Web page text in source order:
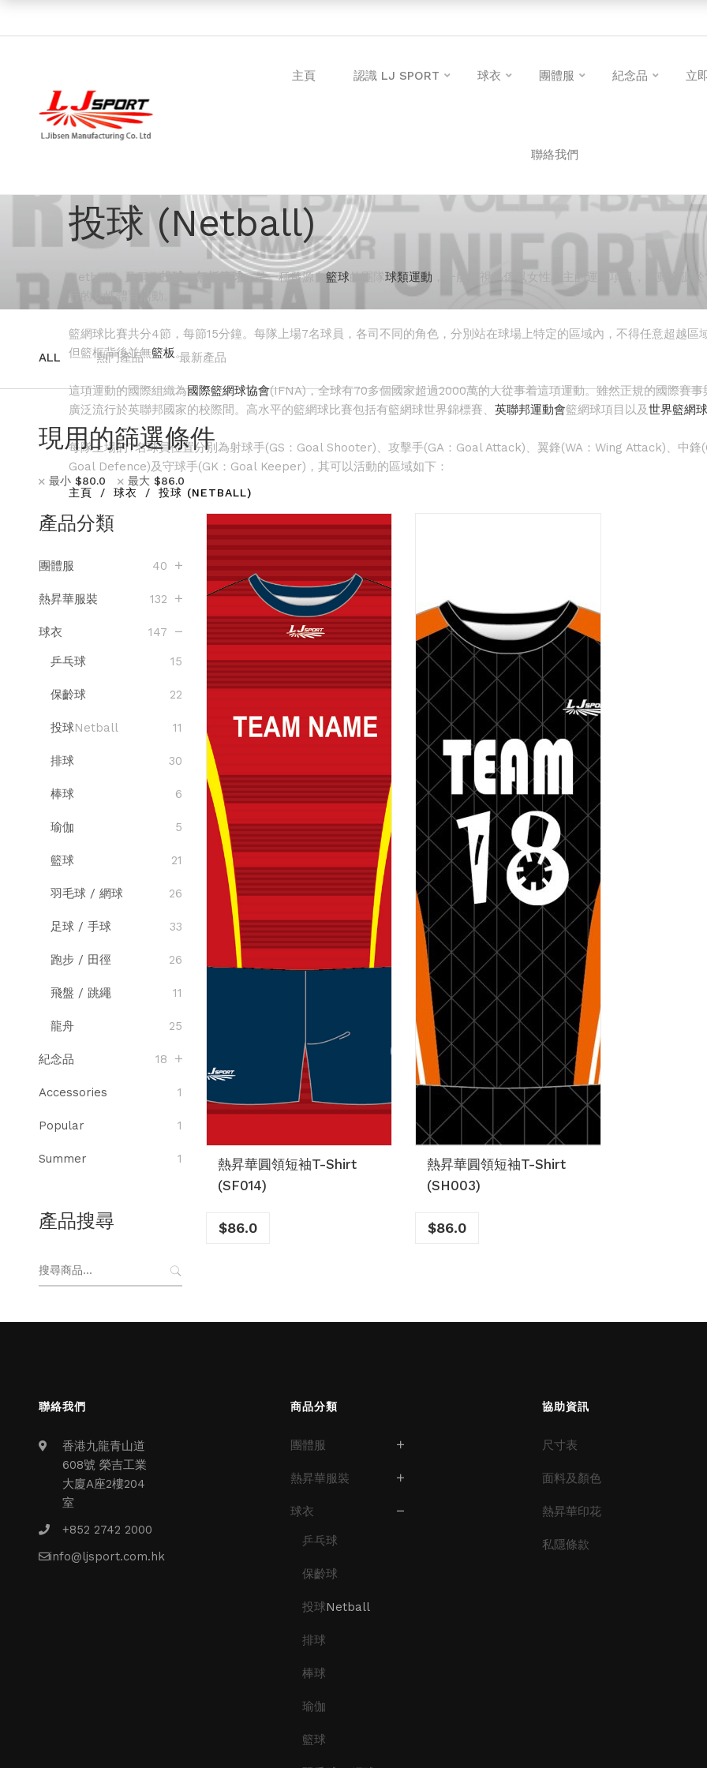
主頁 認識 LJ SPORT 球衣 團體服 紀念品 立
聯絡我們
投球 (Netball)
Netball，又稱為投球、無板籃球，是一種發源自籃球 的團隊 球類運動 ，一般被視為係以女性為主的運動項目，運動發源
行的女性體育活動。
籃網球比賽共分4節，每節15分鐘。每隊上場7名球員，各司不同的角色，分別站在球場上特定的區域內，不得任意超越區
但籃框背後並無籃板。
這項運動的國際組織為國際籃網球協會(IFNA)，全球有70多個國家超過2000萬的人從事着這項運動。雖然正規的國際賽
廣泛流行於英聯邦國家的校際間。高水平的籃網球比賽包括有籃網球世界錦標賽、 英聯邦運動會籃網球項目以及世界籃網
每隊上場的7名球員位置分別為射球手(GS：Goal Shooter)、攻擊手(GA：Goal Attack)、翼鋒(WA：Wing Attack)、中
Goal Defence)及守球手(GK：Goal Keeper)，其可以活動的區域如下：
主頁 球衣 投球 (NETBALL)
ALL 熱門產品 最新產品
現用的篩選條件
最小 $80.0 最大 $86.0
熱昇華圓領短袖T-Shirt
(SF014)
$86.0
熱昇華圓領短袖T-Shirt
(SH003)
$86.0
產品分類
團體服 40
熱昇華服裝 132
球衣 147
乒乓球 15
保齡球 22
投球Netball 11
排球 30
棒球 6
瑜伽 5
籃球 21
羽毛球 / 網球 26
足球 / 手球 33
跑步 / 田徑 26
飛盤 / 跳繩 11
龍舟 25
紀念品 18
Accessories 1
Popular 1
Summer 1
產品搜尋
搜
尋
聯絡我們
香港九龍青山道
608號 榮吉工業
大廈A座2樓204
室
+852 2742 2000
info@ljsport.com.hk
商品分類
團體服
熱昇華服裝
球衣
乒乓球
保齡球
投球Netball
排球
棒球
瑜伽
籃球
協助資訊
尺寸表
面料及顏色
熱昇華印花
私隱條款